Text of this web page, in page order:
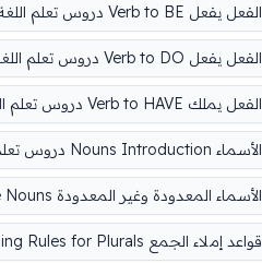
الفعل يفعل Verb to BE دروس تعلم اللغة الإنجليزية
الفعل يفعل Verb to DO دروس تعلم اللغة الإنجليزية
الفعل يملك Verb to HAVE دروس تعلم اللغة الإنجليزية
الأسماء Nouns Introduction دروس تعلم اللغة الإنجليزية
الأسماء المعدودة وغير المعدودة Countable & Uncountable Nouns دروس تعلم اللغة الإنجليزية
قواعد إملاء الجمع Nouns Spelling Rules for Plurals دروس تعلم اللغة الإنجليزية